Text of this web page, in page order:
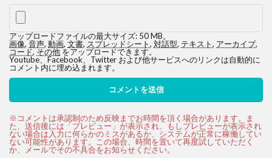
アップロードファイルの最大サイズ: 50 MB。
画像, 音声, 動画, 文書, スプレッドシート, 対話型, テキスト, アーカイブ,
コード,その他をアップロードできます。
Youtube、Facebook、Twitter および他サービスへのリンクは自動的に
コメント内に埋め込まれます。